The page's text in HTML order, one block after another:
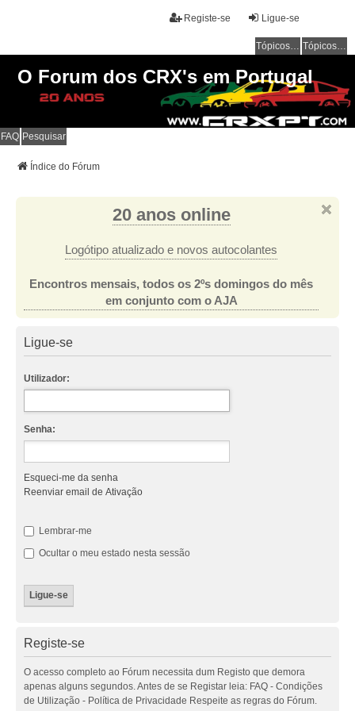
Ligue-se
Registe-se
Tópicos sem resposta Tópicos ativos
O Forum dos CRX's em Portugal
FAQ Pesquisar
Índice do Fórum
20 anos online
Logótipo atualizado e novos autocolantes
Encontros mensais, todos os 2ºs domingos do mês
em conjunto com o AJA
Ligue-se
Utilizador:
Senha:
Esqueci-me da senha
Reenviar email de Ativação
Lembrar-me
Ocultar o meu estado nesta sessão
Registe-se
O acesso completo ao Fórum necessita dum Registo que demora
apenas alguns segundos. Antes de se Registar leia: FAQ - Condições
de Utilização - Política de Privacidade Respeite as regras do Fórum.